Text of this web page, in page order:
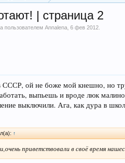
| страница 2
пользователемAnnalena ,6 фев 2012
ой не боже мой кнешно, но
выпьешь и вроде люк
выключили. Ага, как дура в
↑
приветствовали в своё время